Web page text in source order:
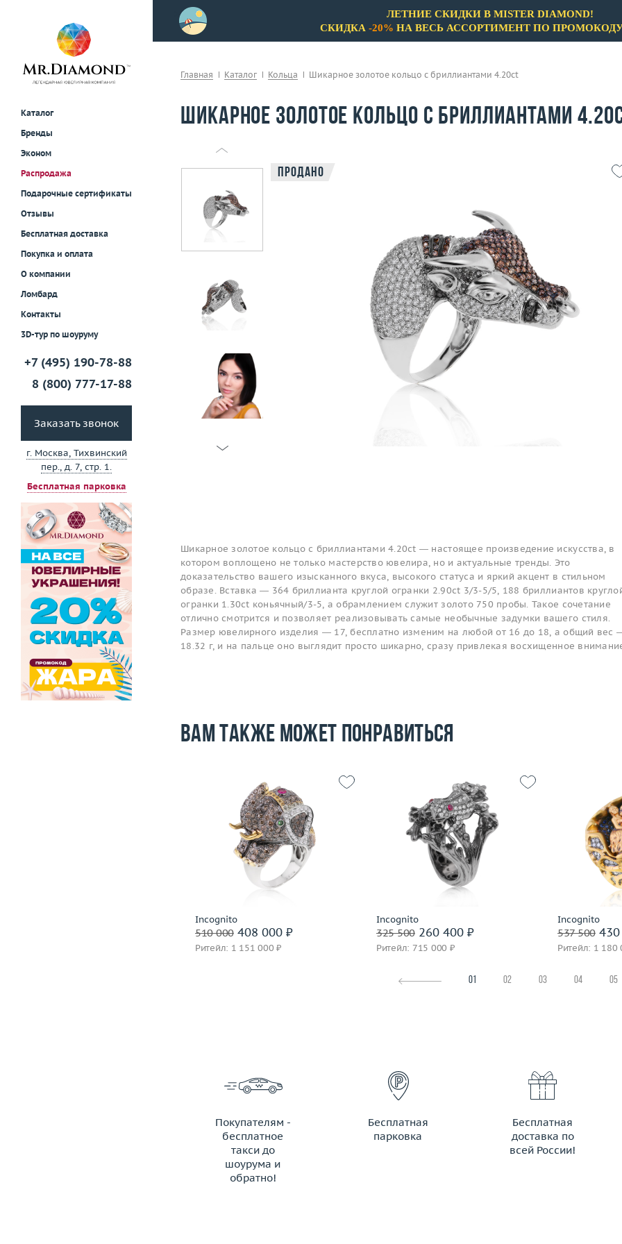
Каталог
Бренды
Эконом
Распродажа
Подарочные сертификаты
Отзывы
Бесплатная доставка
Покупка и оплата
О компании
Ломбард
Контакты
3D-тур по шоуруму
+7 (495) 190-78-88
8 (800) 777-17-88
Заказать звонок
г. Москва, Тихвинский
пер., д. 7, стр. 1.
Бесплатная парковка
примерки!
ЛЕТНИЕ СКИДКИ В MISTER DIAMOND!
СКИДКА -20% НА ВЕСЬ АССОРТИМЕНТ ПО
Главная Каталог Кольца Шикарное золотое кольцо с бриллиантами 4.20ct
Шикарное золотое кольцо с бриллиантами
Продано
Шикарное золотое кольцо с бриллиантами 4.20ct — настоящее произведение искусства, в
котором воплощено не только мастерство ювелира, но и актуальные тренды. Это
доказательство вашего изысканного вкуса, высокого статуса и яркий акцент в стильном
образе. Вставка — 364 бриллианта круглой огранки 2.90ct 3/3-5/5, 188 бриллиантов
огранки 1.30ct коньячный/3-5, а обрамлением служит золото 750 пробы. Такое сочетание
отлично смотрится и позволяет реализовывать самые необычные задумки вашего стиля.
Размер ювелирного изделия — 17, бесплатно изменим на любой от 16 до 18, а общий вес
18.32 г, и на пальце оно выглядит просто шикарно, сразу привлекая восхищенное
Вам также может понравиться
Incognito
510 000408 000 ₽
Ритейл: 1 151 000 ₽
Материал
золото 585 пробы
Подробнее
Incognito
325 500260 400 ₽
Ритейл: 715 000 ₽
Размер
золото 750 пробы
Подробнее
Incognito
537 500430
Ритейл: 1 180
Размер
Вес (г)
Материал
01 02 03 04 05
Покупателям -
бесплатное
такси до
шоурума и
обратно!
ЗАКАЗАТЬ ТАКСИ
Бесплатная
парковка
Бесплатная
доставка по
всей России!